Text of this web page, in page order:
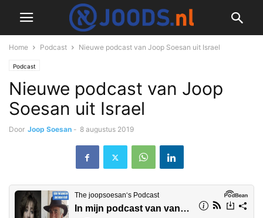
Home Podcast Nieuwe podcast van Joop Soesan uit Israel
Podcast
Nieuwe podcast van Joop
Soesan uit Israel
Door Joop Soesan - 8 augustus 2019